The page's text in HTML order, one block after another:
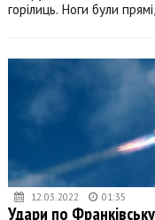
горілиць. Ноги були
12.03.2022 01:35
Удари по